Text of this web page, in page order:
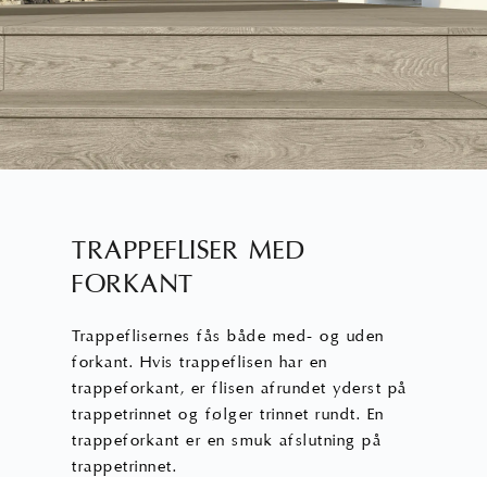
TRAPPEFLISER MED
FORKANT
Trappeflisernes fås både med- og uden
forkant. Hvis trappeflisen har en
trappeforkant, er flisen afrundet yderst på
trappetrinnet og følger trinnet rundt. En
trappeforkant er en smuk afslutning på
trappetrinnet.